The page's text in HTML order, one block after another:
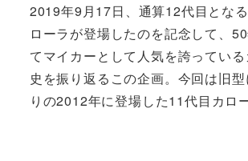
2019年9月17日、通算12代目とな
ローラが登場したのを記念して、
てマイカーとして人気を誇ってい
史を振り返るこの企画。今回は旧
りの2012年に登場した11代目カロ